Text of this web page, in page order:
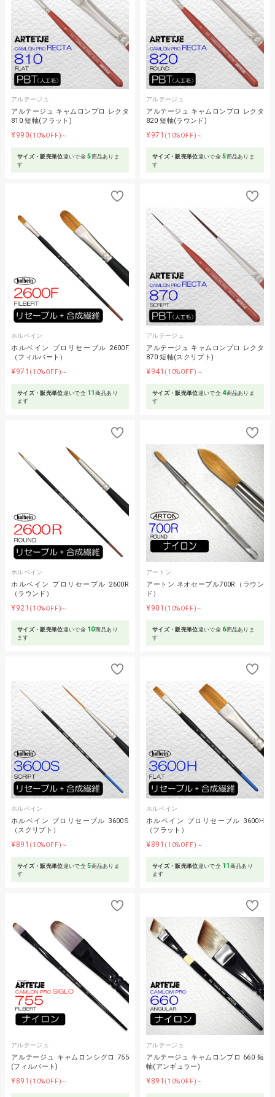
アルテージュ
アルテージュ キャムロンプロ レクタ
810 短軸(フラット)
¥990(10%OFF)～
サイズ・販売単位違いで全5商品ありま
す
アルテージュ
アルテージュ キャムロンプロ レクタ
820 短軸(ラウンド)
¥971 (10%OFF)～
サイズ・販売単位違いで全5商品ありま
す
ホルベイン
ホルベイン プロリセーブル 2600F
（フィルバート）
¥971 (10%OFF)～
サイズ・販売単位違いで全 11 商品あり
ます
アルテージュ
アルテージュ キャムロンプロ レクタ
870 短軸(スクリプト)
¥941 (10%OFF)～
サイズ・販売単位違いで全4商品ありま
す
ホルベイン
ホルベイン プロリセーブル 2600R
（ラウンド）
¥921 (10%OFF)～
サイズ・販売単位違いで全 10商品あり
ます
アートン
アートン ネオセーブル700R（ラウン
ド）
¥901 (10%OFF)～
サイズ・販売単位違いで全 6商品ありま
す
ホルベイン
ホルベイン プロリセーブル 3600S
（スクリプト）
¥891 (10%OFF)～
サイズ・販売単位違いで全5商品ありま
す
ホルベイン
ホルベイン プロリセーブル 3600H
（フラット）
¥891 (10%OFF)～
サイズ・販売単位違いで全 11 商品あり
ます
アルテージュ
アルテージュ キャムロンシグロ 755
(フィルバート)
¥891 (10%OFF)～
アルテージュ
アルテージュ キャムロンプロ 660 短
軸(アンギュラー)
¥891 (10%OFF)～